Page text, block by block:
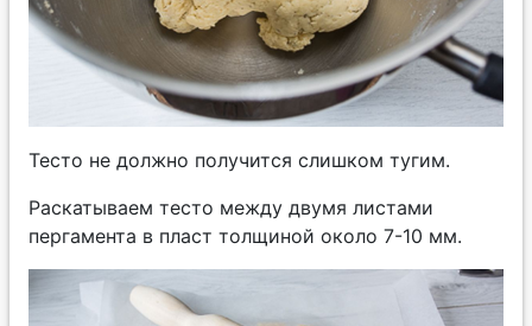
Тесто не должно получится слишком тугим.
Раскатываем тесто между двумя листами
пергамента в пласт толщиной около 7-10 мм.